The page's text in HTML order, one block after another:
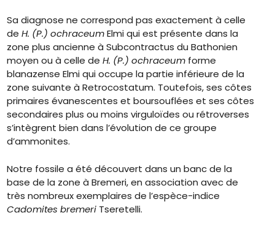
Sa diagnose ne correspond pas exactement à celle
deH. (P.) ochraceumElmi qui est présente dans la
zone plus ancienne à Subcontractus du Bathonien
moyen ou à celle deH. (P.) ochraceum forme
blanazense Elmi qui occupe la partie inférieure de la
zone suivante à Retrocostatum. Toutefois, ses côtes
primaires évanescentes et boursouflées et ses côtes
secondaires plus ou moins virguloïdes ou rétroverses
s’intègrent bien dans l’évolution de ce groupe
d’ammonites.
Notre fossile a été découvert dans un banc de la
base de la zone à Bremeri, en association avec de
très nombreux exemplaires de l’espèce-indice
Cadomites bremeri Tseretelli.